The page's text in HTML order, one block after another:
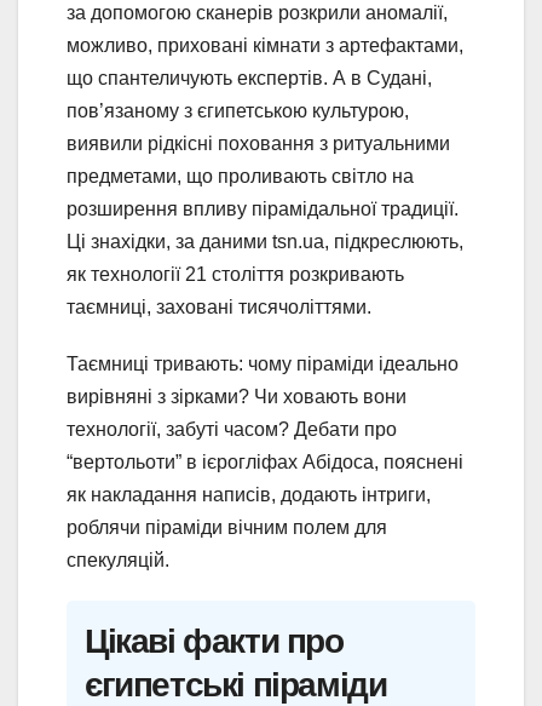
за допомогою сканерів розкрили аномалії,
можливо, приховані кімнати з артефактами,
що спантеличують експертів. А в Судані,
пов’язаному з єгипетською культурою,
виявили рідкісні поховання з ритуальними
предметами, що проливають світло на
розширення впливу пірамідальної традиції.
Ці знахідки, за даними tsn.ua, підкреслюють,
як технології 21 століття розкривають
таємниці, заховані тисячоліттями.
Таємниці тривають: чому піраміди ідеально
вирівняні з зірками? Чи ховають вони
технології, забуті часом? Дебати про
“вертольоти” в ієрогліфах Абідоса, пояснені
як накладання написів, додають інтриги,
роблячи піраміди вічним полем для
спекуляцій.
Цікаві факти про
єгипетські піраміди